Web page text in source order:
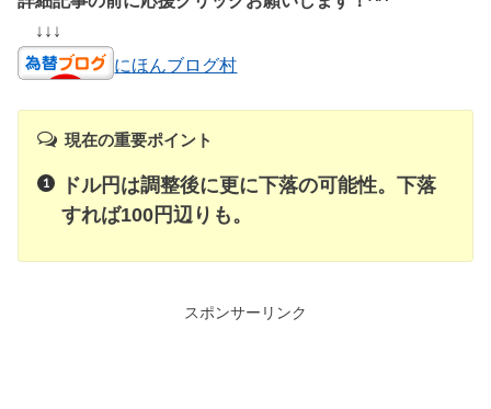
↓↓↓
にほんブログ村
現在の重要ポイント
ドル円は調整後に更に下落の可能性。下落
すれば100円辺りも。
スポンサーリンク